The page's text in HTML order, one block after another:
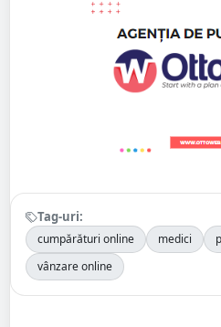
Tag-uri:
cumpărături online medici
vânzare online